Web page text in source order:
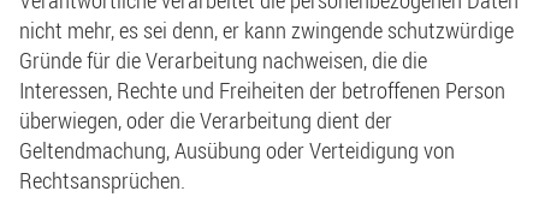
nicht mehr, es sei denn, er kann zwingende schutzwürdige
Gründe für die Verarbeitung nachweisen, die die
Interessen, Rechte und Freiheiten der betroffenen Person
überwiegen, oder die Verarbeitung dient der
Geltendmachung, Ausübung oder Verteidigung von
Rechtsansprüchen.